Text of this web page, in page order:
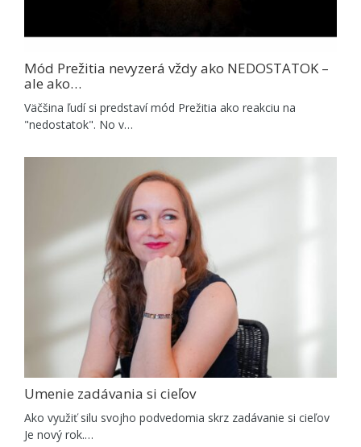
Mód Prežitia nevyzerá vždy ako NEDOSTATOK –
ale ako…
Väčšina ľudí si predstaví mód Prežitia ako reakciu na
"nedostatok". No v…
Umenie zadávania si cieľov
Ako využiť silu svojho podvedomia skrz zadávanie si cieľov
Je nový rok.…